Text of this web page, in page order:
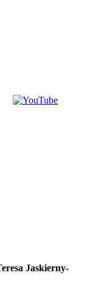
Jaskierny-